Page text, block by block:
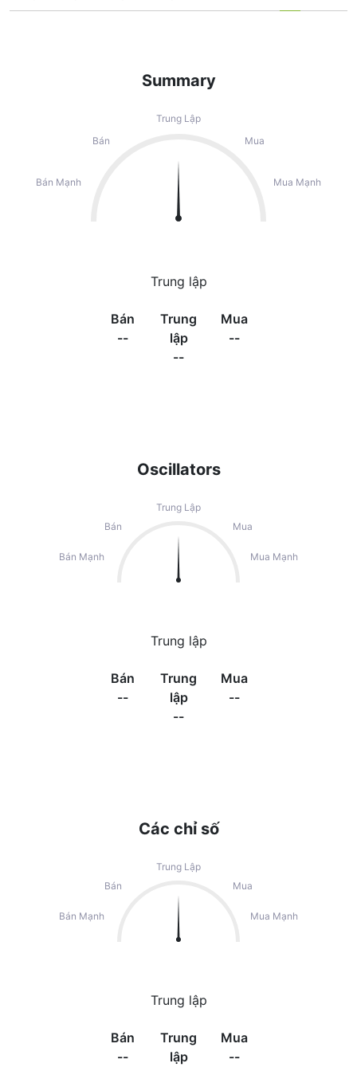
Oscillators
Trung Lập
Bán
Mua
Bán Mạnh Mua Mạnh
Trung lập
Bán
--
Trung
lập
--
Mua
--
Summary
Trung Lập
Bán
Mua
Bán Mạnh Mua Mạnh
Trung lập
Bán
--
Trung
lập
--
Mua
--
Các chỉ số
Trung Lập
Bán
Mua
Bán Mạnh Mua Mạnh
Trung lập
Bán
--
Trung
lập
Mua
--